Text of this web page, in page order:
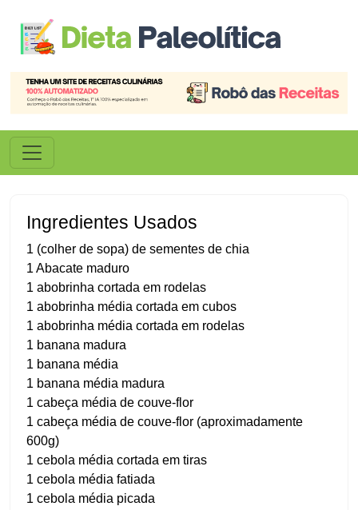
Ingredientes Usados
1 (colher de sopa) de sementes de chia
1 Abacate maduro
1 abobrinha cortada em rodelas
1 abobrinha média cortada em cubos
1 abobrinha média cortada em rodelas
1 banana madura
1 banana média
1 banana média madura
1 cabeça média de couve-flor
1 cabeça média de couve-flor (aproximadamente
600g)
1 cebola média cortada em tiras
1 cebola média fatiada
1 cebola média picada